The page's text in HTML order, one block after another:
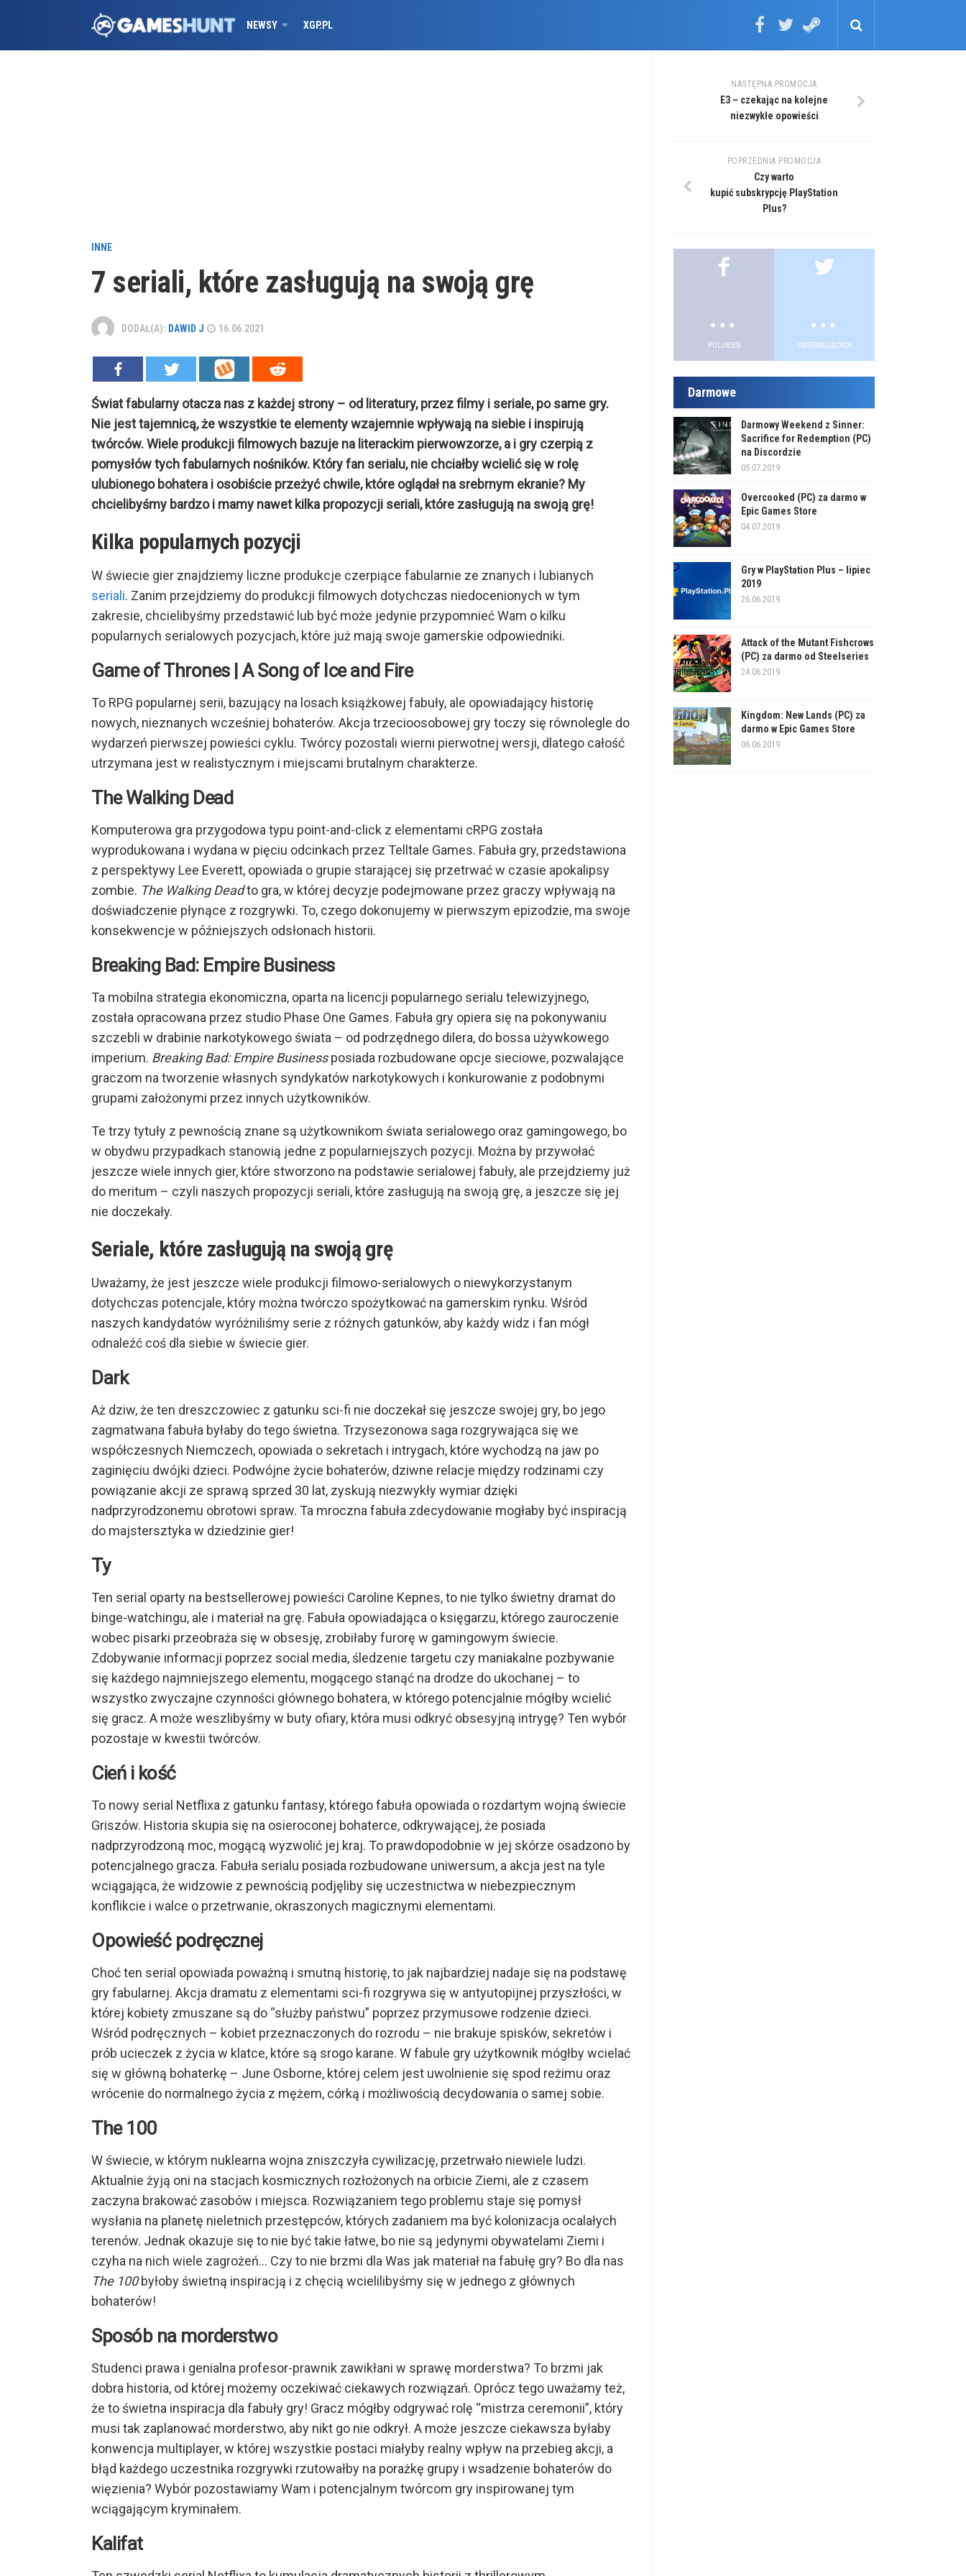
NEWSY XGP.PL
INNE
7 seriali, które zasługują na swoją grę
DODAŁ(A): DAWID J 16.06.2021
Świat fabularny otacza nas z każdej strony – od literatury, przez filmy i seriale, po same gry.
Nie jest tajemnicą, że wszystkie te elementy wzajemnie wpływają na siebie i inspirują
twórców. Wiele produkcji filmowych bazuje na literackim pierwowzorze, a i gry czerpią z
pomysłów tych fabularnych nośników. Który fan serialu, nie chciałby wcielić się w rolę
ulubionego bohatera i osobiście przeżyć chwile, które oglądał na srebrnym ekranie? My
chcielibyśmy bardzo i mamy nawet kilka propozycji seriali, które zasługują na swoją grę!
Kilka popularnych pozycji
W świecie gier znajdziemy liczne produkcje czerpiące fabularnie ze znanych i lubianych
seriali. Zanim przejdziemy do produkcji filmowych dotychczas niedocenionych w tym
zakresie, chcielibyśmy przedstawić lub być może jedynie przypomnieć Wam o kilku
popularnych serialowych pozycjach, które już mają swoje gamerskie odpowiedniki.
Game of Thrones | A Song of Ice and Fire
To RPG popularnej serii, bazujący na losach książkowej fabuły, ale opowiadający historię
nowych, nieznanych wcześniej bohaterów. Akcja trzecioosobowej gry toczy się równolegle do
wydarzeń pierwszej powieści cyklu. Twórcy pozostali wierni pierwotnej wersji, dlatego całość
utrzymana jest w realistycznym i miejscami brutalnym charakterze.
The Walking Dead
Komputerowa gra przygodowa typu point-and-click z elementami cRPG została
wyprodukowana i wydana w pięciu odcinkach przez Telltale Games. Fabuła gry, przedstawiona
z perspektywy Lee Everett, opowiada o grupie starającej się przetrwać w czasie apokalipsy
zombie. The Walking Deadto gra, w której decyzje podejmowane przez graczy wpływają na
doświadczenie płynące z rozgrywki. To, czego dokonujemy w pierwszym epizodzie, ma swoje
konsekwencje w późniejszych odsłonach historii.
Breaking Bad: Empire Business
Ta mobilna strategia ekonomiczna, oparta na licencji popularnego serialu telewizyjnego,
została opracowana przez studio Phase One Games. Fabuła gry opiera się na pokonywaniu
szczebli w drabinie narkotykowego świata – od podrzędnego dilera, do bossa używkowego
imperium. Breaking Bad: Empire Businessposiada rozbudowane opcje sieciowe, pozwalające
graczom na tworzenie własnych syndykatów narkotykowych i konkurowanie z podobnymi
grupami założonymi przez innych użytkowników.
Te trzy tytuły z pewnością znane są użytkownikom świata serialowego oraz gamingowego, bo
w obydwu przypadkach stanowią jedne z popularniejszych pozycji. Można by przywołać
jeszcze wiele innych gier, które stworzono na podstawie serialowej fabuły, ale przejdziemy już
do meritum – czyli naszych propozycji seriali, które zasługują na swoją grę, a jeszcze się jej
nie doczekały.
Seriale, które zasługują na swoją grę
Uważamy, że jest jeszcze wiele produkcji filmowo-serialowych o niewykorzystanym
dotychczas potencjale, który można twórczo spożytkować na gamerskim rynku. Wśród
naszych kandydatów wyróżniliśmy serie z różnych gatunków, aby każdy widz i fan mógł
odnaleźć coś dla siebie w świecie gier.
Dark
Aż dziw, że ten dreszczowiec z gatunku sci-fi nie doczekał się jeszcze swojej gry, bo jego
zagmatwana fabuła byłaby do tego świetna. Trzysezonowa saga rozgrywająca się we
współczesnych Niemczech, opowiada o sekretach i intrygach, które wychodzą na jaw po
zaginięciu dwójki dzieci. Podwójne życie bohaterów, dziwne relacje między rodzinami czy
powiązanie akcji ze sprawą sprzed 30 lat, zyskują niezwykły wymiar dzięki
nadprzyrodzonemu obrotowi spraw. Ta mroczna fabuła zdecydowanie mogłaby być inspiracją
do majstersztyka w dziedzinie gier!
Ty
Ten serial oparty na bestsellerowej powieści Caroline Kepnes, to nie tylko świetny dramat do
binge-watchingu, ale i materiał na grę. Fabuła opowiadająca o księgarzu, którego zauroczenie
wobec pisarki przeobraża się w obsesję, zrobiłaby furorę w gamingowym świecie.
Zdobywanie informacji poprzez social media, śledzenie targetu czy maniakalne pozbywanie
się każdego najmniejszego elementu, mogącego stanąć na drodze do ukochanej – to
wszystko zwyczajne czynności głównego bohatera, w którego potencjalnie mógłby wcielić
się gracz. A może weszlibyśmy w buty ofiary, która musi odkryć obsesyjną intrygę? Ten wybór
pozostaje w kwestii twórców.
Cień i kość
To nowy serial Netflixa z gatunku fantasy, którego fabuła opowiada o rozdartym wojną świecie
Griszów. Historia skupia się na osieroconej bohaterce, odkrywającej, że posiada
nadprzyrodzoną moc, mogącą wyzwolić jej kraj. To prawdopodobnie w jej skórze osadzono by
potencjalnego gracza. Fabuła serialu posiada rozbudowane uniwersum, a akcja jest na tyle
wciągająca, że widzowie z pewnością podjęliby się uczestnictwa w niebezpiecznym
konflikcie i walce o przetrwanie, okraszonych magicznymi elementami.
Opowieść podręcznej
Choć ten serial opowiada poważną i smutną historię, to jak najbardziej nadaje się na podstawę
gry fabularnej. Akcja dramatu z elementami sci-fi rozgrywa się w antyutopijnej przyszłości, w
której kobiety zmuszane są do “służby państwu” poprzez przymusowe rodzenie dzieci.
Wśród podręcznych – kobiet przeznaczonych do rozrodu – nie brakuje spisków, sekretów i
prób ucieczek z życia w klatce, które są srogo karane. W fabule gry użytkownik mógłby wcielać
się w główną bohaterkę – June Osborne, której celem jest uwolnienie się spod reżimu oraz
wrócenie do normalnego życia z mężem, córką i możliwością decydowania o samej sobie.
The 100
W świecie, w którym nuklearna wojna zniszczyła cywilizację, przetrwało niewiele ludzi.
Aktualnie żyją oni na stacjach kosmicznych rozłożonych na orbicie Ziemi, ale z czasem
zaczyna brakować zasobów i miejsca. Rozwiązaniem tego problemu staje się pomysł
wysłania na planetę nieletnich przestępców, których zadaniem ma być kolonizacja ocalałych
terenów. Jednak okazuje się to nie być takie łatwe, bo nie są jedynymi obywatelami Ziemi i
czyha na nich wiele zagrożeń… Czy to nie brzmi dla Was jak materiał na fabułę gry? Bo dla nas
The 100byłoby świetną inspiracją i z chęcią wcielilibyśmy się w jednego z głównych
bohaterów!
Sposób na morderstwo
Studenci prawa i genialna profesor-prawnik zawikłani w sprawę morderstwa? To brzmi jak
dobra historia, od której możemy oczekiwać ciekawych rozwiązań. Oprócz tego uważamy też,
że to świetna inspiracja dla fabuły gry! Gracz mógłby odgrywać rolę “mistrza ceremonii”, który
musi tak zaplanować morderstwo, aby nikt go nie odkrył. A może jeszcze ciekawsza byłaby
konwencja multiplayer, w której wszystkie postaci miałyby realny wpływ na przebieg akcji, a
błąd każdego uczestnika rozgrywki rzutowałby na porażkę grupy i wsadzenie bohaterów do
więzienia? Wybór pozostawiamy Wam i potencjalnym twórcom gry inspirowanej tym
wciągającym kryminałem.
Kalifat
NASTĘPNA PROMOCJA
E3 – czekając na kolejne
niezwykłe opowieści
POPRZEDNIA PROMOCJA
Czy warto
kupić subskrypcję PlayStation
Plus?
...
POLUBIEŃ
...
OBSERWUJĄCYCH
Darmowe
Darmowy Weekend z Sinner:
Sacrifice for Redemption (PC)
na Discordzie
05.07.2019
Overcooked (PC) za darmo w
Epic Games Store
04.07.2019
Gry w PlayStation Plus – lipiec
2019
26.06.2019
Attack of the Mutant Fishcrows
(PC) za darmo od Steelseries
24.06.2019
Kingdom: New Lands (PC) za
darmo w Epic Games Store
06.06.2019